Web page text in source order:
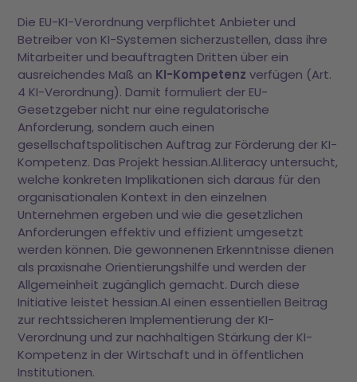
Die EU-KI-Verordnung verpflichtet Anbieter und
Betreiber von KI-Systemen sicherzustellen, dass ihre
Mitarbeiter und beauftragten Dritten über ein
ausreichendes Maß an KI-Kompetenz verfügen (Art.
4 KI-Verordnung). Damit formuliert der EU-
Gesetzgeber nicht nur eine regulatorische
Anforderung, sondern auch einen
gesellschaftspolitischen Auftrag zur Förderung der KI-
Kompetenz. Das Projekt hessian.AI.literacy untersucht,
welche konkreten Implikationen sich daraus für den
organisationalen Kontext in den einzelnen
Unternehmen ergeben und wie die gesetzlichen
Anforderungen effektiv und effizient umgesetzt
werden können. Die gewonnenen Erkenntnisse dienen
als praxisnahe Orientierungshilfe und werden der
Allgemeinheit zugänglich gemacht. Durch diese
Initiative leistet hessian.AI einen essentiellen Beitrag
zur rechtssicheren Implementierung der KI-
Verordnung und zur nachhaltigen Stärkung der KI-
Kompetenz in der Wirtschaft und in öffentlichen
Institutionen.